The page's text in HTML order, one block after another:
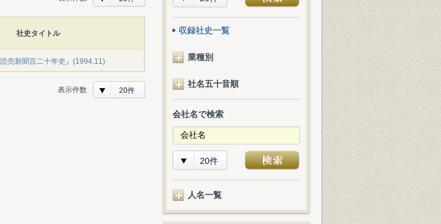
社史タイトル
売新聞百二十年史』(1994.11)
表示件数 20件
収録社史一覧
業種別
社名五十音順
会社名で検索
20件
人名一覧